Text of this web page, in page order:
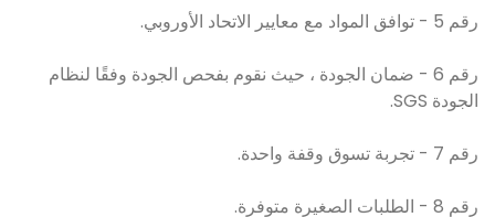
رقم 5 - توافق المواد مع معايير الاتحاد الأوروبي.
رقم 6 - ضمان الجودة ، حيث نقوم بفحص الجودة وفقًا لنظام
الجودة SGS.
رقم 7 - تجربة تسوق وقفة واحدة.
رقم 8 - الطلبات الصغيرة متوفرة.